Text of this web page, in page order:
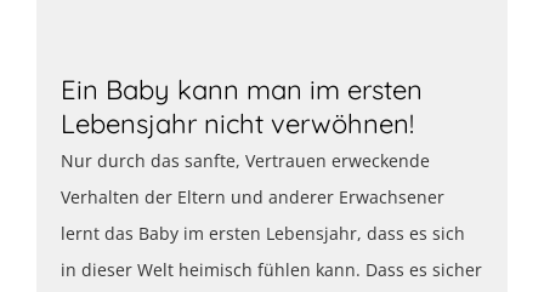
Ein Baby kann man im ersten
Lebensjahr nicht verwöhnen!
Nur durch das sanfte, Vertrauen erweckende
Verhalten der Eltern und anderer Erwachsener
lernt das Baby im ersten Lebensjahr, dass es sich
in dieser Welt heimisch fühlen kann. Dass es sicher